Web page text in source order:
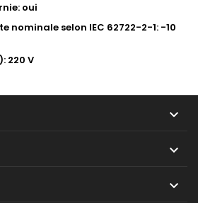
oui
nominale selon IEC 62722-2-1: -10
220 V


